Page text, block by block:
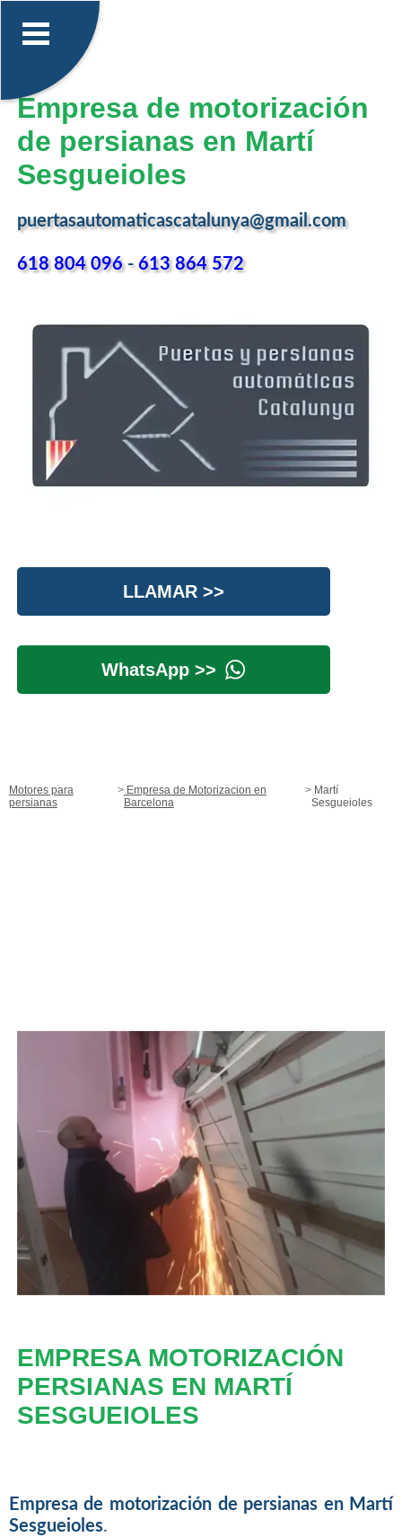
Empresa de motorización
de persianas en Martí
Sesgueioles
puertasautomaticascatalunya@gmail.com
618 804 096-613 864 572
LLAMAR >>
WhatsApp >>
Motores para
persianas
Empresa de Motorizacion en
Barcelona
Martí
Sesgueioles
EMPRESA MOTORIZACIÓN
PERSIANAS EN MARTÍ
SESGUEIOLES
Empresa de motorización de persianas en Martí
Sesgueioles.